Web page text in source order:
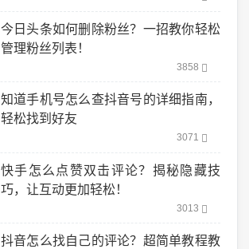
今日头条如何删除粉丝？一招教你轻松
管理粉丝列表！
3858
知道手机号怎么查抖音号的详细指南，
轻松找到好友
3071
快手怎么点赞双击评论？揭秘隐藏技
巧，让互动更加轻松！
3013
抖音怎么找自己的评论？超简单教程教